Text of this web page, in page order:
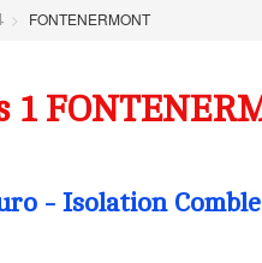
FONTENERMONT
1
- Isolation